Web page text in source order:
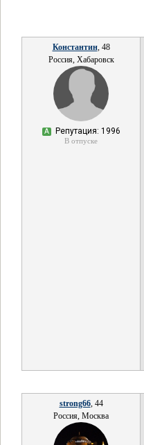
Константин, 48
Россия, Хабаровск
А Репутация: 1996
В отпуске
strong66, 44
Россия, Москва